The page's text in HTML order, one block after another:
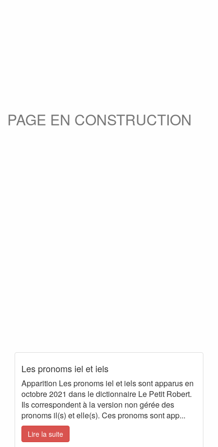
PAGE EN CONSTRUCTION
Les pronoms iel et iels
Apparition Les pronoms iel et iels sont apparus en
octobre 2021 dans le dictionnaire Le Petit Robert.
Ils correspondent à la version non gérée des
pronoms il(s) et elle(s). Ces pronoms sont app...
Lire la suite